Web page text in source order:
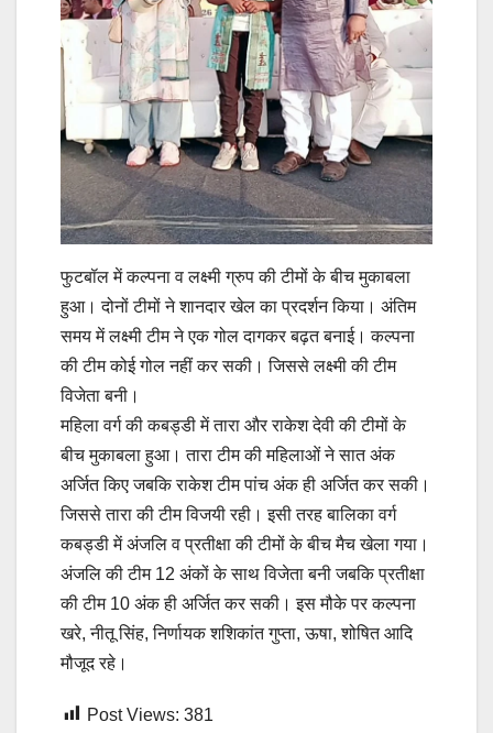
फुटबॉल में कल्पना व लक्ष्मी ग्रुप की टीमों के बीच मुकाबला
हुआ। दोनों टीमों ने शानदार खेल का प्रदर्शन किया। अंतिम
समय में लक्ष्मी टीम ने एक गोल दागकर बढ़त बनाई। कल्पना
की टीम कोई गोल नहीं कर सकी। जिससे लक्ष्मी की टीम
विजेता बनी।
महिला वर्ग की कबड्डी में तारा और राकेश देवी की टीमों के
बीच मुकाबला हुआ। तारा टीम की महिलाओं ने सात अंक
अर्जित किए जबकि राकेश टीम पांच अंक ही अर्जित कर सकी।
जिससे तारा की टीम विजयी रही। इसी तरह बालिका वर्ग
कबड्डी में अंजलि व प्रतीक्षा की टीमों के बीच मैच खेला गया।
अंजलि की टीम 12 अंकों के साथ विजेता बनी जबकि प्रतीक्षा
की टीम 10 अंक ही अर्जित कर सकी। इस मौके पर कल्पना
खरे, नीतू सिंह, निर्णायक शशिकांत गुप्ता, ऊषा, शोषित आदि
मौजूद रहे।
Post Views: 381